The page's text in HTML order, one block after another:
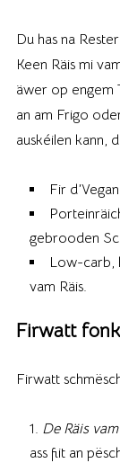
Du has na
Keen Räis mi
äwer op engem
an am Frigo
auskéilen kann,
Fir
gebrooden
Low-carb,
vam Räis.
Firwatt
Firwatt
De Räis
ass fiit an